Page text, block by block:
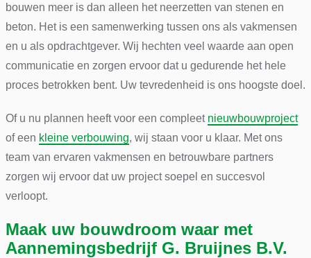
bouwen meer is dan alleen het neerzetten van stenen en
beton. Het is een samenwerking tussen ons als vakmensen
en u als opdrachtgever. Wij hechten veel waarde aan open
communicatie en zorgen ervoor dat u gedurende het hele
proces betrokken bent. Uw tevredenheid is ons hoogste doel.
Of u nu plannen heeft voor een compleet nieuwbouwproject
of een kleine verbouwing, wij staan voor u klaar. Met ons
team van ervaren vakmensen en betrouwbare partners
zorgen wij ervoor dat uw project soepel en succesvol
verloopt.
Maak uw bouwdroom waar met
Aannemingsbedrijf G. Bruijnes B.V.